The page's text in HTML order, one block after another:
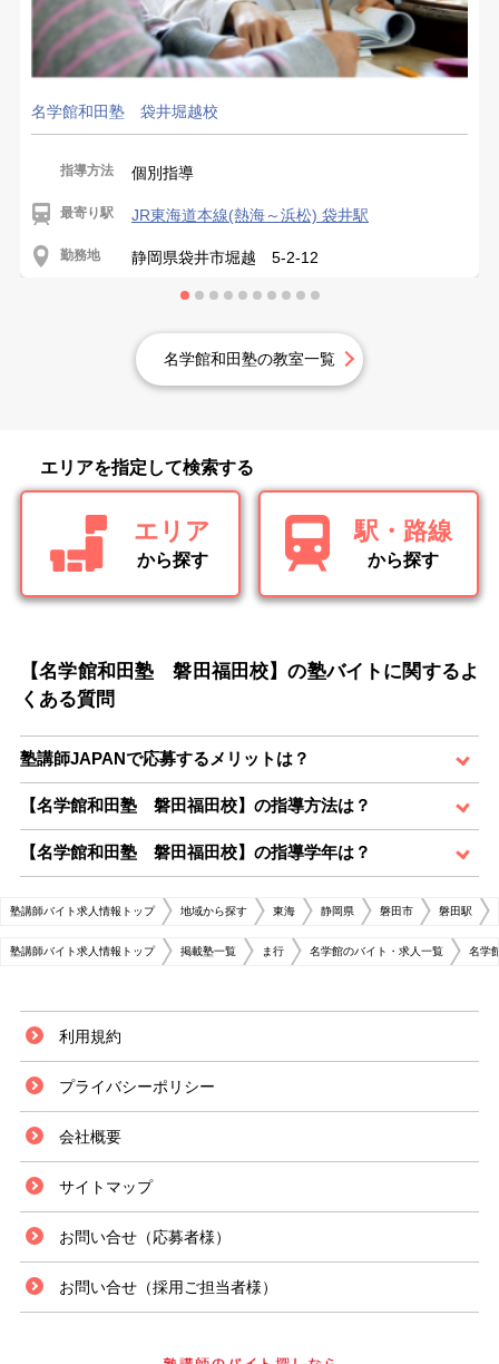
名学館和田塾 袋井堀越校
指導方法 個別指導
最寄り駅 JR東海道本線(熱海～浜松) 袋井駅
勤務地 静岡県袋井市堀越 5-2-12
名学館和田塾の教室一覧
エリアを指定して検索する
エリア
から探す
駅・路線
から探す
【名学館和田塾 磐田福田校】の塾バイトに関するよ
くある質問
塾講師JAPANで応募するメリットは？
【名学館和田塾 磐田福田校】の指導方法は？
【名学館和田塾 磐田福田校】の指導学年は？
塾講師バイト求人情報トップ 地域から探す 東海 静岡県 磐田市 磐田駅
塾講師バイト求人情報トップ 掲載塾一覧 ま行 名学館のバイト・求人一覧 名学
利用規約
プライバシーポリシー
会社概要
サイトマップ
お問い合せ（応募者様）
お問い合せ（採用ご担当者様）